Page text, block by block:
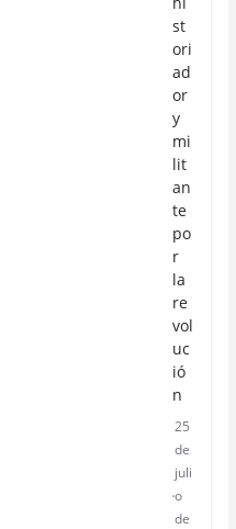
st
ori
ad
or
y
mi
lit
an
te
po
r
la
re
vol
uc
ió
n
25
de
juli
o
de